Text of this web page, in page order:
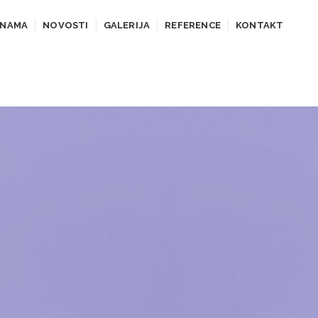
NOVOSTI GALERIJA REFERENCE KONTAKT